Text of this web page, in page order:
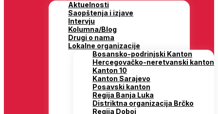
Aktuelnosti
Saopštenja i izjave
Intervju
Kolumna/Blog
Drugi o nama
Lokalne organizacije
Bosansko-podrinjski Kanton
Hercegovačko-neretvanski kanton
Kanton 10
Kanton Sarajevo
Posavski kanton
Regija Banja Luka
Distriktna organizacija Brčko
Regija Doboj